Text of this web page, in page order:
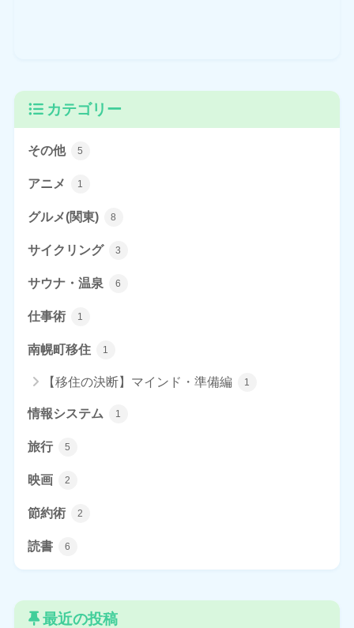
カテゴリー
その他 5
アニメ 1
グルメ(関東) 8
サイクリング 3
サウナ・温泉 6
仕事術 1
南幌町移住 1
【移住の決断】マインド・準備編 1
情報システム 1
旅行 5
映画 2
節約術 2
読書 6
最近の投稿